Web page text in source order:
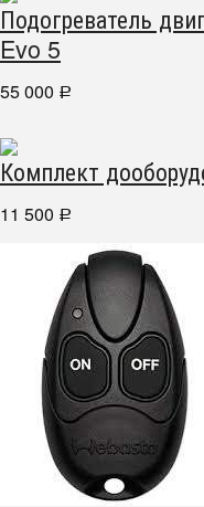
Подогреватель
Evo 5
55 000 Р
Комплект
11 500 Р